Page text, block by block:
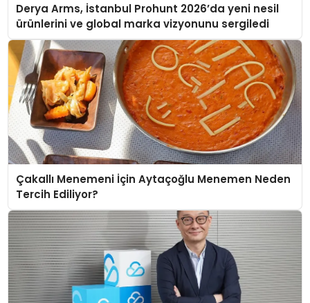
Derya Arms, İstanbul Prohunt 2026’da yeni nesil
ürünlerini ve global marka vizyonunu sergiledi
Çakallı Menemeni İçin Aytaçoğlu Menemen Neden
Tercih Ediliyor?